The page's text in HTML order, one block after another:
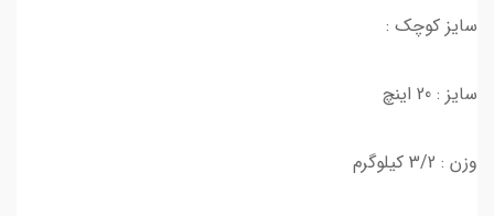
سایز کوچک :
سایز : 20 اینچ
وزن : 3/2 کیلوگرم